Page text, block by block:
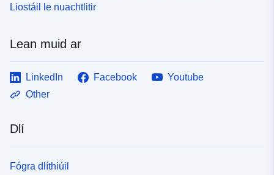
Liostáil le nuachtlitir
Lean muid ar
LinkedIn Facebook
Youtube
Other
Dlí
Fógra dlíthiúil